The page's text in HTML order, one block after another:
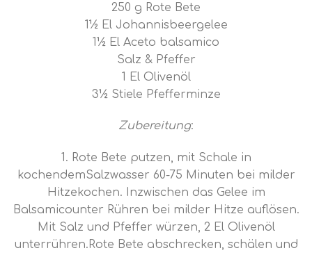
250 g Rote Bete
1½ El Johannisbeergelee
1½ El Aceto balsamico
Salz & Pfeffer
1 El Olivenöl
3½ Stiele Pfefferminze
Zubereitung:
1. Rote Bete putzen, mit Schale in
kochendemSalzwasser 60-75 Minuten bei milder
Hitzekochen. Inzwischen das Gelee im
Balsamicounter Rühren bei milder Hitze auflösen.
Mit Salz und Pfeffer würzen, 2 El Olivenöl
unterrühren.Rote Bete abschrecken, schälen und